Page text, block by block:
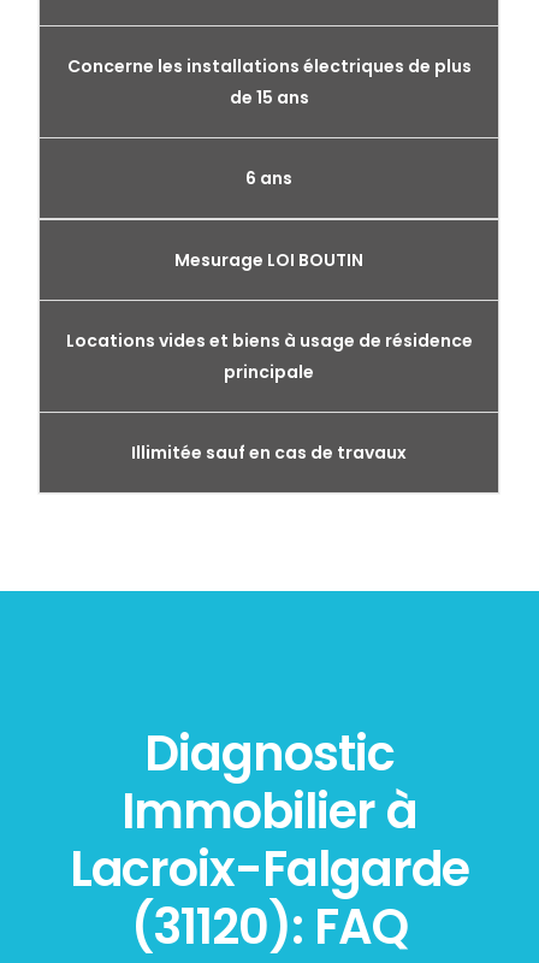
Concerne les installations électriques de plus
de 15 ans
6 ans
Mesurage LOI BOUTIN
Locations vides et biens à usage de résidence
principale
Illimitée sauf en cas de travaux
Diagnostic
Immobilier à
Lacroix-Falgarde
(31120): FAQ